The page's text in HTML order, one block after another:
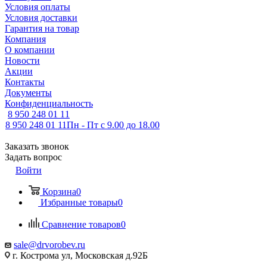
Условия оплаты
Условия доставки
Гарантия на товар
Компания
О компании
Новости
Акции
Контакты
Документы
Конфиденциальность
8 950 248 01 11
8 950 248 01 11Пн - Пт с 9.00 до 18.00
Заказать звонок
Задать вопрос
Войти
Корзина0
Избранные товары0
Сравнение товаров0
sale@drvorobev.ru
г. Кострома ул, Московская д.92Б